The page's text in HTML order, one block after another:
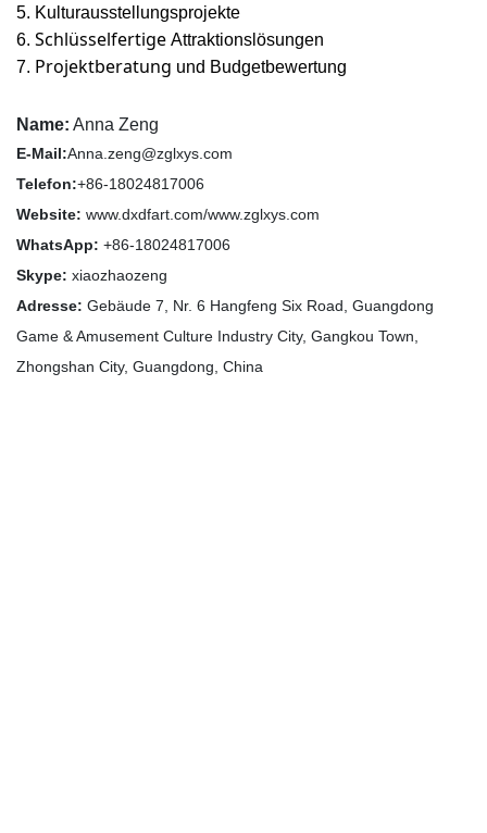
5. Kulturausstellungsprojekte
6. Schlüsselfertige Attraktionslösungen
7. Projektberatung und Budgetbewertung
Name: Anna Zeng
E-Mail:Anna.zeng@zglxys.com
Telefon:+86-18024817006
Website: www.dxdfart.com/www.zglxys.com
WhatsApp: +86-18024817006
Skype: xiaozhaozeng
Adresse: Gebäude 7, Nr. 6 Hangfeng Six Road, Guangdong
Game & Amusement Culture Industry City, Gangkou Town,
Zhongshan City, Guangdong, China